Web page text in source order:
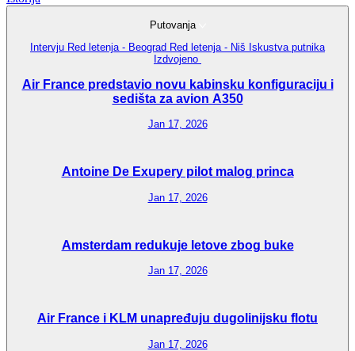
Putovanja
Intervju Red letenja - Beograd Red letenja - Niš Iskustva putnika
Izdvojeno
Air France predstavio novu kabinsku konfiguraciju i
sedišta za avion A350
Jan 17, 2026
Antoine De Exupery pilot malog princa
Jan 17, 2026
Amsterdam redukuje letove zbog buke
Jan 17, 2026
Air France i KLM unapređuju dugolinijsku flotu
Jan 17, 2026